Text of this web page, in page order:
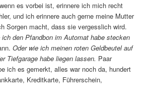
es vorbei ist, erinnere ich mich recht
und ich erinnere auch gerne meine Mutter
Sorgen macht, dass sie vergesslich wird.
den Pfandbon im Automat habe stecken
Oder wie ich meinen roten Geldbeutel auf
Tiefgarage habe liegen lassen. Paar
ich es gemerkt, alles war noch da, hundert
Kreditkarte, Führerschein,